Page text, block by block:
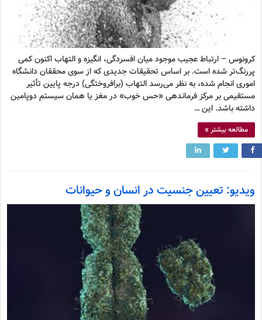
کرونوس – ارتباط عجیب موجود میان افسردگی، انگیزه و التهاب اکنون کمی
پررنگ‌تر شده است. بر اساس تحقیقات جدیدی که از سوی محققان دانشگاه
اموری انجام شده، به نظر می‌رسد التهاب (برافروختگی) درجه پایین تأثیر
مستقیمی بر مرکز فرماندهی «حس خوب» در مغز یا همان سیستم دوپامین
داشته باشد. این …
مطالعه بیشتر »
ویدیو: تعیین جنسیت در انسان و حیوانات